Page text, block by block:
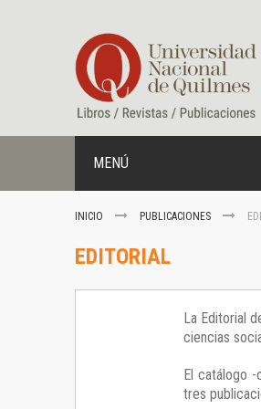
contenido
MENÚ
INICIO PUBLICACIONES
EDITORIAL
La Editorial
ciencias
El catálogo
tres